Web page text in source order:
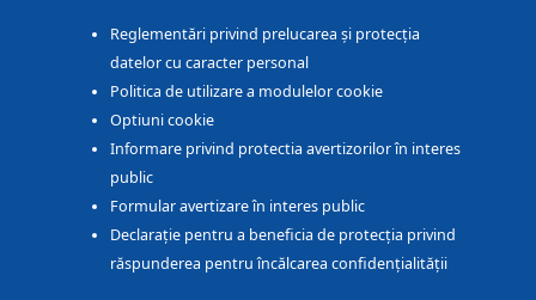
Reglementări privind prelucarea și protecția
datelor cu caracter personal
Politica de utilizare a modulelor cookie
Optiuni cookie
Informare privind protectia avertizorilor în interes
public
Formular avertizare în interes public
Declarație pentru a beneficia de protecția privind
răspunderea pentru încălcarea confidențialității